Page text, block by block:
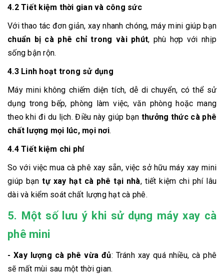
4.2 Tiết kiệm thời gian và công sức
Với thao tác đơn giản, xay nhanh chóng, máy mini giúp bạn
chuẩn bị cà phê chỉ trong vài phút, phù hợp với nhịp
sống bận rộn.
4.3 Linh hoạt trong sử dụng
Máy mini không chiếm diện tích, dễ di chuyển, có thể sử
dụng trong bếp, phòng làm việc, văn phòng hoặc mang
theo khi đi du lịch. Điều này giúp bạn thưởng thức cà phê
chất lượng mọi lúc, mọi nơi.
4.4 Tiết kiệm chi phí
So với việc mua cà phê xay sẵn, việc sở hữu máy xay mini
giúp bạntự xay hạt cà phê tại nhà, tiết kiệm chi phí lâu
dài và kiểm soát chất lượng hạt cà phê.
5. Một số lưu ý khi sử dụng máy xay cà
phê mini
- Xay lượng cà phê vừa đủ: Tránh xay quá nhiều, cà phê
sẽ mất mùi sau một thời gian.